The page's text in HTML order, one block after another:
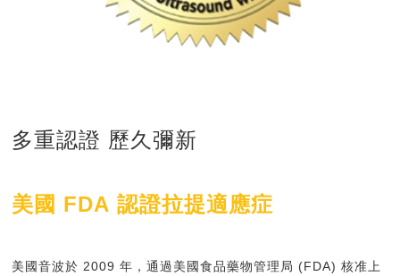
多重認證 歷久彌新
美國 FDA認證拉提適應症
美國音波於 2009年，通過美國食品藥物管理局 (FDA)核准上